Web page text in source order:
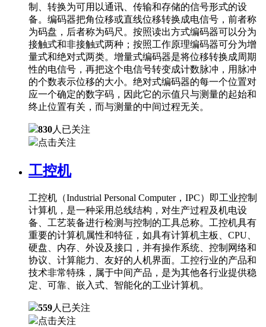
制、转换为可用以通讯、传输和存储的信号形式的设
备。编码器把角位移或直线位移转换成电信号，前者称
为码盘，后者称为码尺。按照读出方式编码器可以分为
接触式和非接触式两种；按照工作原理编码器可分为增
量式和绝对式两类。增量式编码器是将位移转换成周期
性的电信号，再把这个电信号转变成计数脉冲，用脉冲
的个数表示位移的大小。绝对式编码器的每一个位置对
应一个确定的数字码，因此它的示值只与测量的起始和
终止位置有关，而与测量的中间过程无关。
830人已关注
点击关注
工控机
工控机（Industrial Personal Computer，IPC）即工业控制
计算机，是一种采用总线结构，对生产过程及机电设
备、工艺装备进行检测与控制的工具总称。工控机具有
重要的计算机属性和特征，如具有计算机主板、CPU、
硬盘、内存、外设及接口，并有操作系统、控制网络和
协议、计算能力、友好的人机界面。工控行业的产品和
技术非常特殊，属于中间产品，是为其他各行业提供稳
定、可靠、嵌入式、智能化的工业计算机。
559人已关注
点击关注